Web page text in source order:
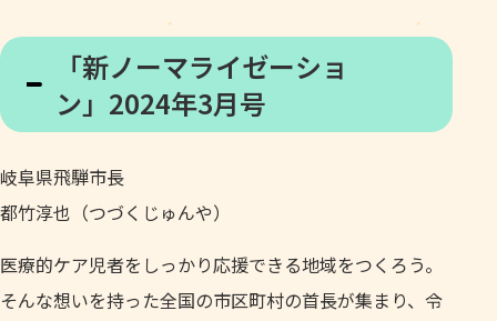
「新ノーマライゼーショ
ン」2024年3月号
岐阜県飛騨市長
都竹淳也（つづくじゅんや）
医療的ケア児者をしっかり応援できる地域をつくろう。
そんな想いを持った全国の市区町村の首長が集まり、令